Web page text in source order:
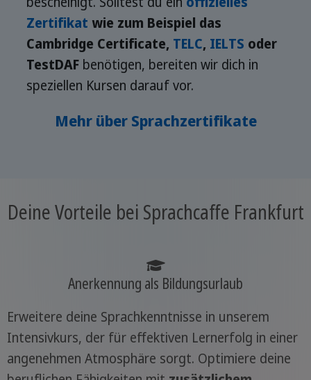
Zertifikat wie zum Beispiel das
Cambridge Certificate, TELC, IELTS oder
TestDAF benötigen, bereiten wir dich in
speziellen Kursen darauf vor.
Mehr über Sprachzertifikate
Deine Vorteile bei Sprachcaffe Frankfurt
Anerkennung als Bildungsurlaub
Erweitere deine Sprachkenntnisse in unserem
Intensivkurs, der für effektiven Lernerfolg in einer
angenehmen Atmosphäre sorgt. Optimiere deine